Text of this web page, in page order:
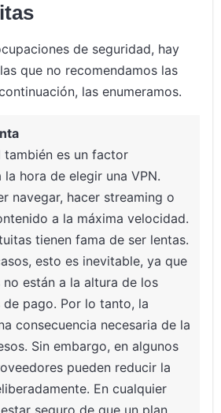
de seguridad, hay
que no recomendamos las
las enumeramos.
también es un factor
hora de elegir una VPN.
navegar, hacer streaming o
a la máxima velocidad.
tienen fama de ser lentas.
esto es inevitable, ya que
no están a la altura de los
pago. Por lo tanto, la
consecuencia necesaria de la
Sin embargo, en algunos
pueden reducir la
En cualquier
seguro de que un plan